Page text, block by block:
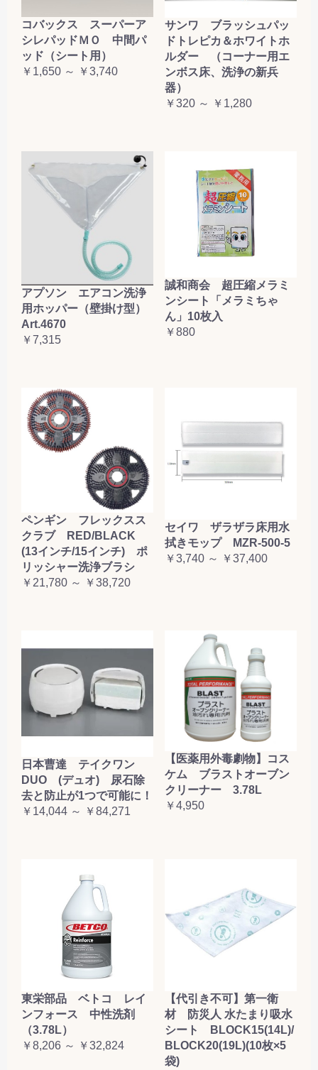
コバックス スーパーア
シレパッドＭＯ 中間パ
ッド（シート用）
￥1,650 ～ ￥3,740
サンワ ブラッシュパッ
ドトレピカ＆ホワイトホ
ルダー （コーナー用エ
ンボス床、洗浄の新兵
器）
￥320 ～ ￥1,280
アプソン エアコン洗浄
用ホッパー（壁掛け型）
Art.4670
￥7,315
誠和商会 超圧縮メラミ
ンシート「メラミちゃ
ん」10枚入
￥880
ペンギン フレックスス
クラブ RED/BLACK
(13インチ/15インチ) ポ
リッシャー洗浄ブラシ
￥21,780 ～ ￥38,720
セイワ ザラザラ床用水
拭きモップ MZR-500-5
￥3,740 ～ ￥37,400
日本曹達 テイクワン
DUO (デュオ) 尿石除
去と防止が1つで可能に！
￥14,044 ～ ￥84,271
【医薬用外毒劇物】コス
ケム ブラストオーブン
クリーナー 3.78L
￥4,950
東栄部品 ベトコ レイ
ンフォース 中性洗剤
（3.78L）
￥8,206 ～ ￥32,824
【代引き不可】第一衛
材 防災人 水たまり吸水
シート BLOCK15(14L)/
BLOCK20(19L)(10枚×5
袋)